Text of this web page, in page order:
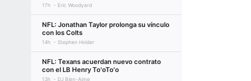
17h Eric Woodyard
NFL: Jonathan Taylor prolonga su vínculo
con los Colts
14h Stephen Holder
NFL: Texans acuerdan nuevo contrato
con el LB Henry To'oTo'o
13h DJ Bien-Aime